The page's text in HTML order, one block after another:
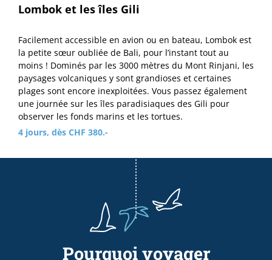
Lombok et les îles Gili
Facilement accessible en avion ou en bateau, Lombok est
la petite sœur oubliée de Bali, pour l’instant tout au
moins ! Dominés par les 3000 mètres du Mont Rinjani, les
paysages volcaniques y sont grandioses et certaines
plages sont encore inexploitées. Vous passez également
une journée sur les îles paradisiaques des Gili pour
observer les fonds marins et les tortues.
4 jours, dès CHF 380.-
Pourquoi voyager